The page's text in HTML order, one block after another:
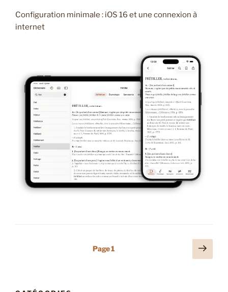
Configuration minimale : iOS 16 et une connexion à
internet
Page1
Page